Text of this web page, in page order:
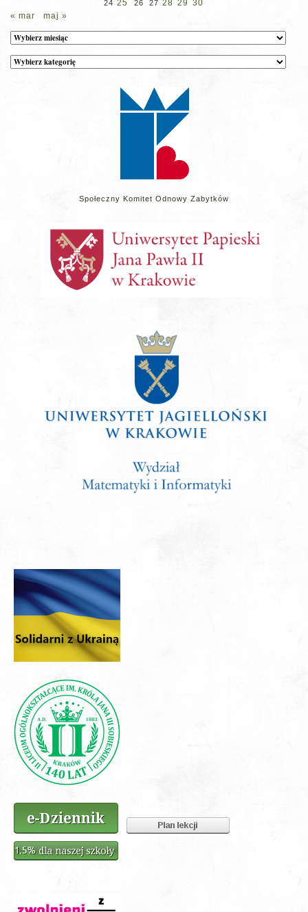
24 25 26 27 28 29 30
« mar
maj »
Archiwum
Kategorie
wpisów
Społeczny Komitet Odnowy Zabytków